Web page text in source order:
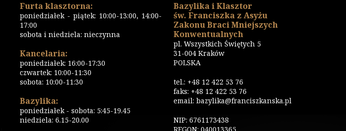
Furta klasztorna:
poniedziałek - piątek: 10:00-13:00, 14:00-
17:00
sobota i niedziela: nieczynna
Kancelaria:
poniedziałek: 16:00-17:30
czwartek: 10:00-11:30
sobota: 10:00-11:30
Bazylika:
poniedziałek - sobota: 5:45-19.45
niedziela: 6.15-20.00
Bazylika i Klasztor
św. Franciszka z Asyżu
Zakonu Braci Mniejszych
Konwentualnych
pl. Wszystkich Świętych 5
31-004 Kraków
POLSKA
tel.: +48 12 422 53 76
faks: +48 12 422 53 76
email: bazylika@franciszkanska.pl
NIP: 6761173438